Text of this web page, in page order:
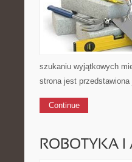
szukaniu wyjątkowych
strona jest
Continue
ROBOTYKA